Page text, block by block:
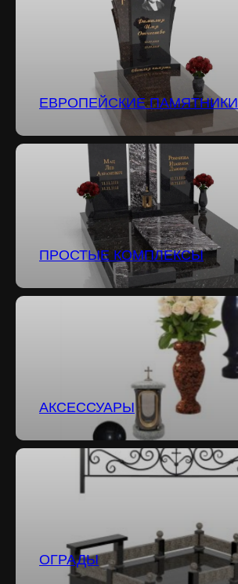
ЕВРОПЕЙСКИЕ ПАМЯТНИКИ
ПРОСТЫЕ КОМПЛЕКСЫ
АКСЕССУАРЫ
ОГРАДЫ